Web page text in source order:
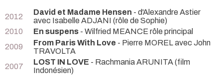
2012 David et Madame Hensen - d'Alexandre Astier
avec Isabelle ADJANI (rôle de Sophie)
2010
En suspens - Wilfried MEANCE rôle principal
2009
From Paris With Love - Pierre MOREL avec John
TRAVOLTA
2007
LOST IN LOVE - Rachmania ARUNITA (film
Indonésien)